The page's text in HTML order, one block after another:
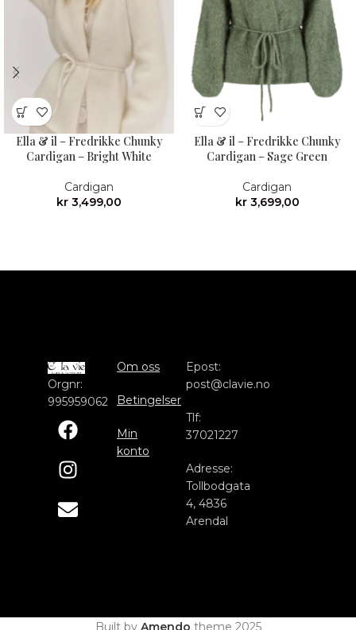
Ella & il – Fredrikke Chunky
Cardigan – Bright White
Cardigan
kr 3,499,00
Ella & il – Fredrikke Chunky
Cardigan – Sage Green
Cardigan
kr3,699,00
Orgnr:
995959062
Om oss
Betingelser
Min
konto
Epost:
post@clavie.no
Tlf:
37021227
Adresse:
Tollbodgata
4, 4836
Arendal
Built by Amendo theme 2025